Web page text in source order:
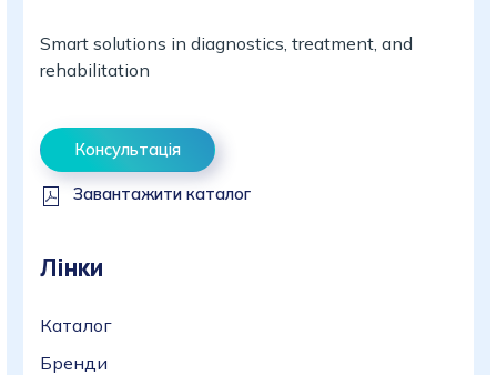
Smart solutions in diagnostics, treatment, and
rehabilitation
Консультація
Завантажити каталог
Лінки
Каталог
Бренди